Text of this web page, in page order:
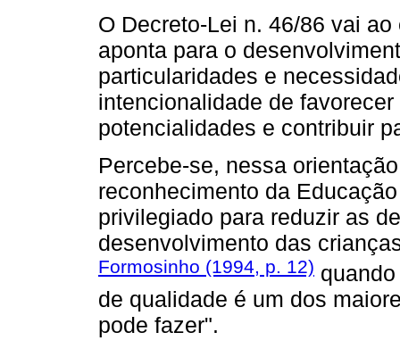
O Decreto-Lei n. 46/86 vai
aponta para o
particularidades e
intencionalidade de
potencialidades e contribuir
Percebe-se, nessa
reconhecimento da
privilegiado para reduzir as
desenvolvimento das
Formosinho (1994, p. 12)
de qualidade é um dos
pode fazer".